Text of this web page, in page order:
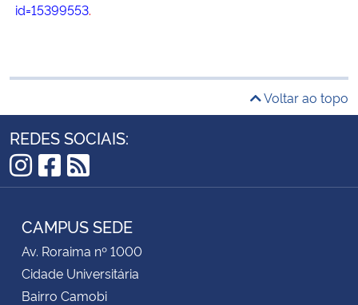
id=15399553.
Voltar ao topo
REDES SOCIAIS:
Instagram
Facebook
RSS
CAMPUS SEDE
Av. Roraima nº 1000
Cidade Universitária
Bairro Camobi